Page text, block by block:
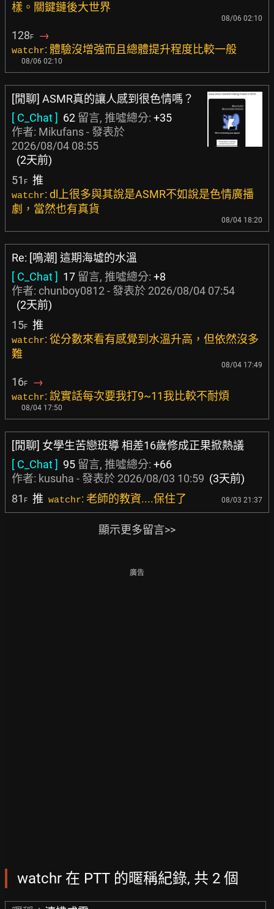
樣。關鍵鏈後大世界
08/06 02:10
128F →
watchr: 體驗沒增強而且總體提升程度比較一般
08/06 02:10
[閒聊] ASMR真的讓人感到很色情嗎？
[ C_Chat ] 62 留言, 推噓總分: +35
作者: Mikufans- 發表於
2026/08/04 08:55
(2天前)
51 F 推
watchr: dl上很多與其說是ASMR不如說是色情廣播
劇，當然也有真貨
08/04 18:20
Re: [鳴潮] 這期海墟的水溫
[ C_Chat ] 17 留言, 推噓總分: +8
作者: chunboy0812 - 發表於 2026/08/04 07:54
(2天前)
15F 推
watchr: 從分數來看有感覺到水溫升高，但依然沒多
難
08/04 17:49
16F →
watchr: 說實話每次要我打9~11我比較不耐煩
08/04 17:50
[閒聊] 女學生苦戀班導 相差16歲修成正果掀熱議
[ C_Chat ] 95 留言, 推噓總分: +66
作者: kusuha - 發表於 2026/08/03 10:59 (3天前)
81 F 推 watchr: 老師的教資....保住了 08/03 21:37
顯示更多留言>>
廣告
watchr 在 PTT 的暱稱紀錄, 共 2 個